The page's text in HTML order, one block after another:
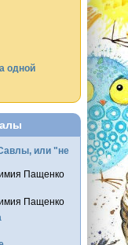
одной
или "не
Пащенко
Пащенко